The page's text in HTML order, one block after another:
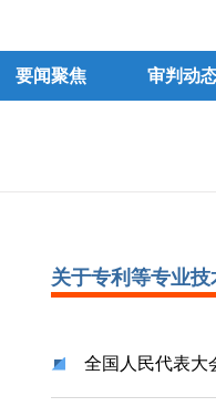
要闻聚焦 审判动
关于专利等专业
全国人民代表大